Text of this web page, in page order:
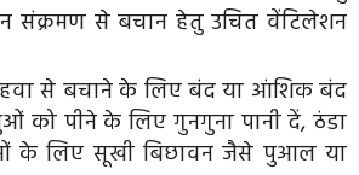
संक्रमण से बचान हेतु उचित वेंटिलेशन
से बचाने के लिए बंद या आंशिक बंद
को पीने के लिए गुनगुना पानी दें, ठंडा
के लिए सूखी बिछावन जैसे पुआल या